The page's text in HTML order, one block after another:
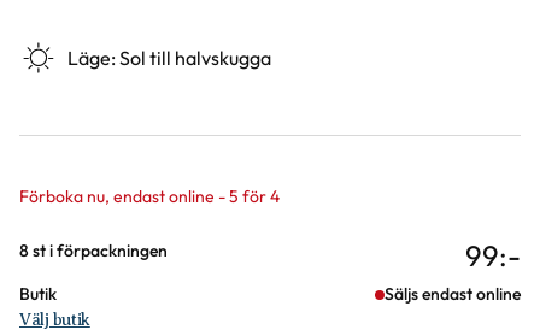
Läge:Sol till halvskugga
Förboka nu, endast online - 5 för 4
Varianter
8 st i förpackningen 99:-
Butik Säljs endast online
Välj butik